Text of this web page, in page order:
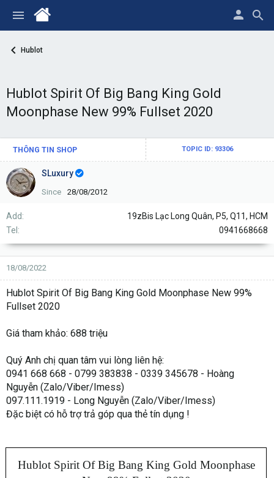
Hublot
Hublot Spirit Of Big Bang King Gold
Moonphase New 99% Fullset 2020
THÔNG TIN SHOP TOPIC ID: 93306
SLuxury
Since 28/08/2012
Add
19zBis Lạc Long Quân, P5, Q11, HCM
Tel
0941668668
18/08/2022
Hublot Spirit Of Big Bang King Gold Moonphase New 99%
Fullset 2020
Giá tham khảo: 688 triệu
Quý Anh chị quan tâm vui lòng liên hệ:
0941 668 668 - 0799 383838 - 0339 345678 - Hoàng
Nguyễn (Zalo/Viber/Imess)
097.111.1919 - Long Nguyễn (Zalo/Viber/Imess)
Đặc biệt có hỗ trợ trả góp qua thẻ tín dụng !
Hublot Spirit Of Big Bang King Gold Moonphase